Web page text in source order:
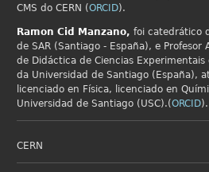
CMS do CERN (ORCID).
Ramon Cid Manzano, foi catedrático
de SAR (Santiago - España), e Profesor
de Didáctica de Ciencias
da Universidad de Santiago (España),
licenciado en Física, licenciado en
Universidad de Santiago (USC).(ORCID).
CERN